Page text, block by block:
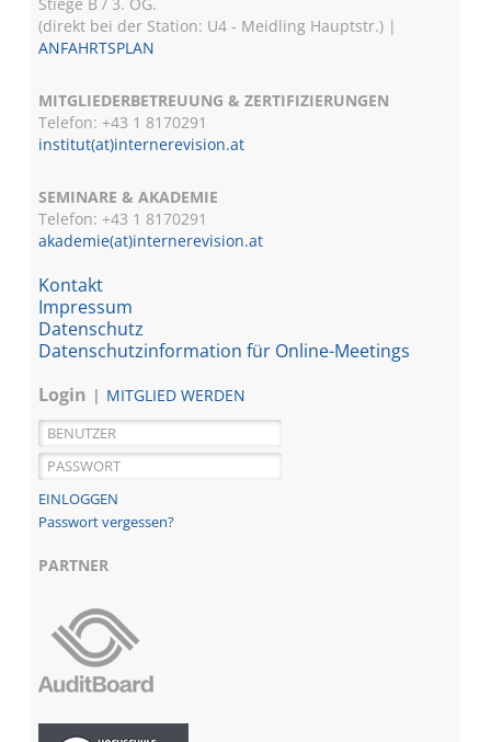
(direkt bei der Station: U4 - Meidling Hauptstr.) |
ANFAHRTSPLAN
MITGLIEDERBETREUUNG & ZERTIFIZIERUNGEN
Telefon: +43 1 8170291
institut(at)internerevision.at
SEMINARE & AKADEMIE
Telefon: +43 18170291
akademie(at)internerevision.at
Kontakt
Impressum
Datenschutz
Datenschutzinformation für Online-Meetings
Login
MITGLIED WERDEN
Passwort vergessen?
PARTNER